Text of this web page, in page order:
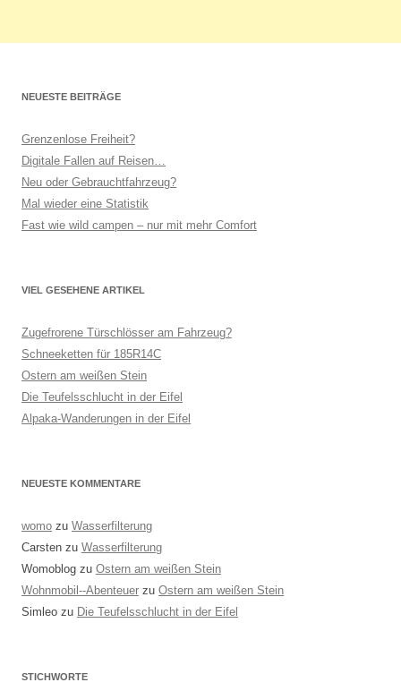
NEUESTE BEITRÄGE
Grenzenlose Freiheit?
Digitale Fallen auf Reisen…
Neu oder Gebrauchtfahrzeug?
Mal wieder eine Statistik
Fast wie wild campen – nur mit mehr Comfort
VIEL GESEHENE ARTIKEL
Zugefrorene Türschlösser am Fahrzeug?
Schneeketten für 185R14C
Ostern am weißen Stein
Die Teufelsschlucht in der Eifel
Alpaka-Wanderungen in der Eifel
NEUESTE KOMMENTARE
womo zu Wasserfilterung
Carsten zu Wasserfilterung
Womoblog zu Ostern am weißen Stein
Wohnmobil--Abenteuer zu Ostern am weißen Stein
Simleo zu Die Teufelsschlucht in der Eifel
STICHWORTE